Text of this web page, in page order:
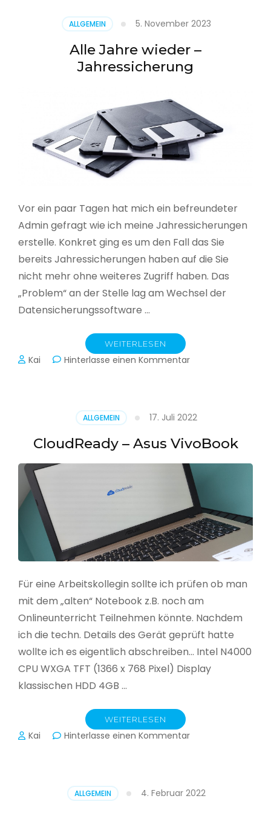
ALLGEMEIN 5. November 2023
Alle Jahre wieder –
Jahressicherung
Vor ein paar Tagen hat mich ein befreundeter
Admin gefragt wie ich meine Jahressicherungen
erstelle. Konkret ging es um den Fall das Sie
bereits Jahressicherungen haben auf die Sie
nicht mehr ohne weiteres Zugriff haben. Das
„Problem“ an der Stelle lag am Wechsel der
Datensicherungssoftware …
WEITERLESEN
Kai Hinterlasse einen Kommentarzu
Jahressicherung
ALLGEMEIN 17. Juli 2022
CloudReady – Asus VivoBook
Für eine Arbeitskollegin sollte ich prüfen ob man
mit dem „alten“ Notebook z.B. noch am
Onlineunterricht Teilnehmen könnte. Nachdem
ich die techn. Details des Gerät geprüft hatte
wollte ich es eigentlich abschreiben… Intel N4000
CPU WXGA TFT (1366 x 768 Pixel) Display
klassischen HDD 4GB …
WEITERLESEN
Kai Hinterlasse einen Kommentarzu
ALLGEMEIN 4. Februar 2022